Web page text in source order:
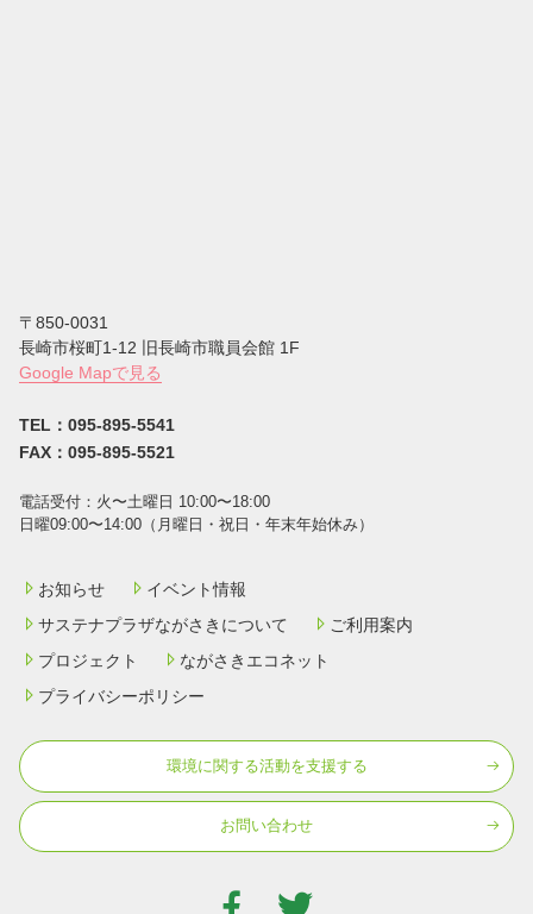
〒850-0031
⻑崎市桜町1-12 旧長崎市職員会館 1F
Google Mapで見る
TEL：095-895-5541
FAX：095-895-5521
電話受付：⽕〜⼟曜⽇ 10:00〜18:00
⽇曜09:00〜14:00（⽉曜⽇・祝⽇・年末年始休み）
お知らせ
イベント情報
サステナプラザながさきについて
ご利用案内
プロジェクト
ながさきエコネット
プライバシーポリシー
環境に関する活動を⽀援する
お問い合わせ